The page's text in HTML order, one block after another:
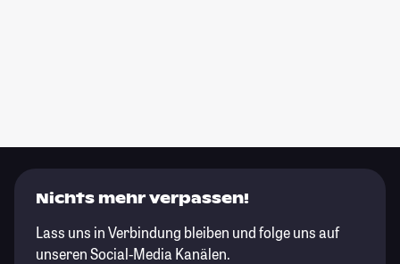
Nichts mehr verpassen!
Lass uns in Verbindung bleiben und folge uns auf
unseren Social-Media Kanälen.